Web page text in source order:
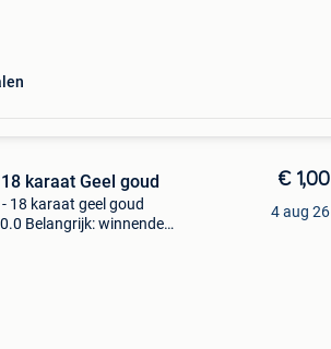
karaat Geel goud
18 karaat geel goud
Belangrijk: winnende
€ 1,00
4 aug 26